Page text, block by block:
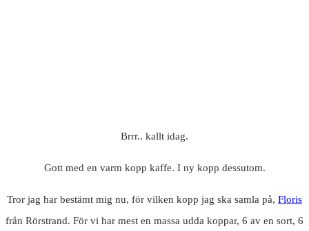
Brrr.. kallt idag.
Gott med en varm kopp kaffe. I ny kopp dessutom.
Tror jag har bestämt mig nu, för vilken kopp jag ska samla på, Floris
från Rörstrand. För vi har mest en massa udda koppar, 6 av en sort, 6